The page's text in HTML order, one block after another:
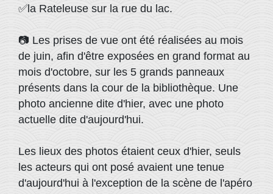
✅la Rateleuse sur la rue du lac.
📷 Les prises de vue ont été réalisées au mois
de juin, afin d'être exposées en grand format au
mois d'octobre, sur les 5 grands panneaux
présents dans la cour de la bibliothèque. Une
photo ancienne dite d'hier, avec une photo
actuelle dite d'aujourd'hui.
Les lieux des photos étaient ceux d'hier, seuls
les acteurs qui ont posé avaient une tenue
d'aujourd'hui à l'exception de la scène de l'apéro